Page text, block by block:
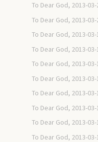
To Dear God, 2013-
To Dear God, 2013-
To Dear God, 2013-
To Dear God, 2013-
To Dear God, 2013-
To Dear God, 2013-
To Dear God, 2013-
To Dear God, 2013-
To Dear God, 2013-
To Dear God, 2013-